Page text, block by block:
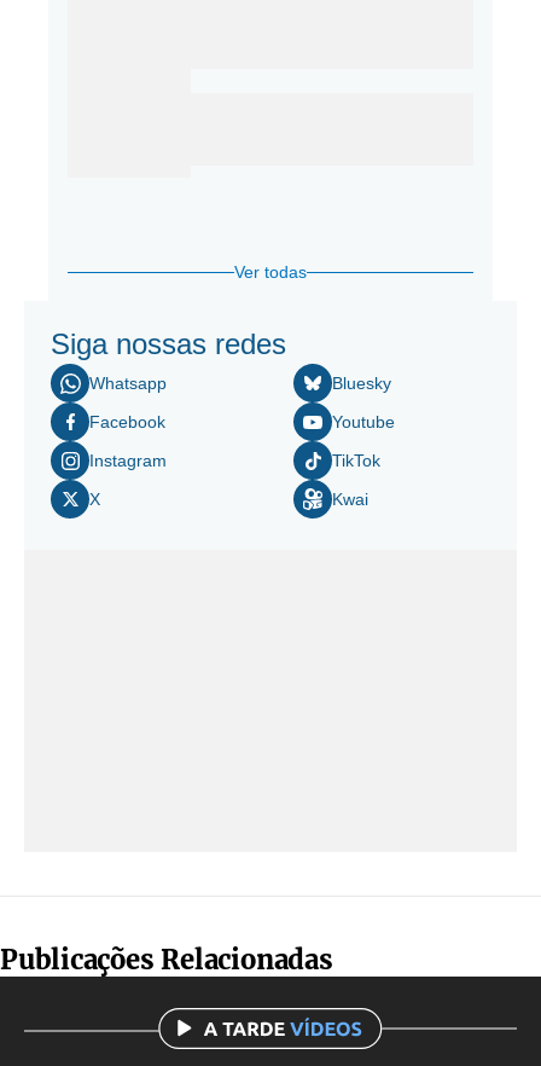
Ver todas
Siga nossas redes
Whatsapp
Facebook
Instagram
X
Bluesky
Youtube
TikTok
Kwai
Publicações Relacionadas